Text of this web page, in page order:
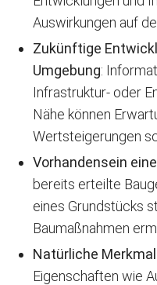
Auswirkungen auf
Zukünftige
Umgebung:
Infrastruktur- oder
Nähe können
Wertsteigerungen
Vorhandensein
bereits erteilte
eines Grundstücks
Baumaßnahmen
Natürliche
Eigenschaften wie